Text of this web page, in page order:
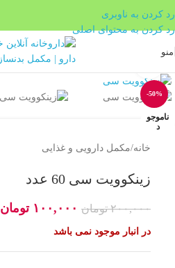
رد کردن به ناوبری
رد کردن به محتوای اصلی
منو
-50%
ناموجو
د
بزرگنمایی تصویر
خانه/مکمل دارویی و غذایی
زینکوویت سی 60 عدد
۲۰۰,۰۰۰ تومان ۱۰۰,۰۰۰ تومان
در انبار موجود نمی باشد